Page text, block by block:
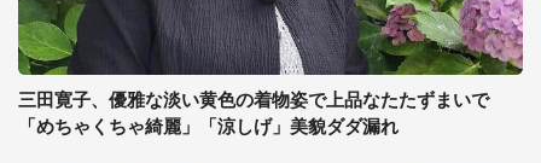
三田寛子、優雅な淡い黄色の着物姿で上品なたたずまいで
「めちゃくちゃ綺麗」「涼しげ」美貌ダダ漏れ